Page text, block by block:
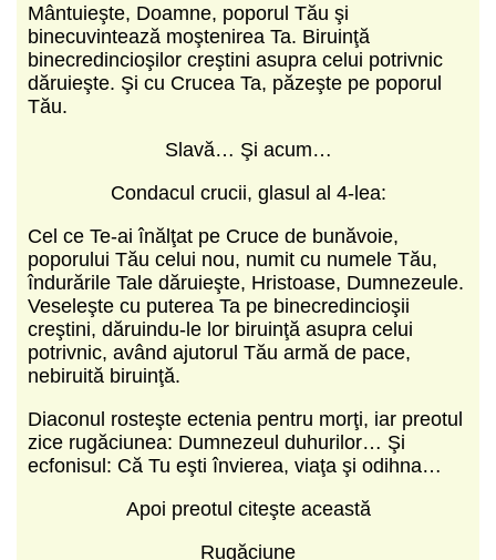
Mântuieşte, Doamne, poporul Tău şi
binecuvintează moştenirea Ta. Biruinţă
binecredincioşilor creştini asupra celui potrivnic
dăruieşte. Şi cu Crucea Ta, păzeşte pe poporul
Tău.
Slavă… Şi acum…
Condacul crucii, glasul al 4‑lea:
Cel ce Te‑ai înălţat pe Cruce de bunăvoie,
poporului Tău celui nou, numit cu numele Tău,
îndurările Tale dăruieşte, Hristoase, Dumnezeule.
Veseleşte cu puterea Ta pe binecredincioşii
creştini, dăruindu‑le lor biruinţă asupra celui
potrivnic, având ajutorul Tău armă de pace,
nebiruită biruinţă.
Diaconul rosteşte ectenia pentru morţi, iar preotul
zice rugăciunea: Dumnezeul duhurilor… Şi
ecfonisul: Că Tu eşti învierea, viaţa şi odihna…
Apoi preotul citeşte această
Rugăciune